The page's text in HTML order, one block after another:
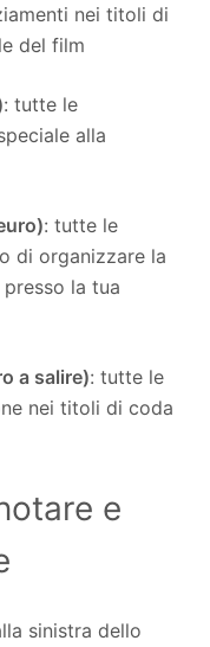
nei titoli di
del film
: tutte le
alla
: tutte le
di organizzare la
la tua
a salire): tutte le
nei titoli di coda
e
sinistra dello